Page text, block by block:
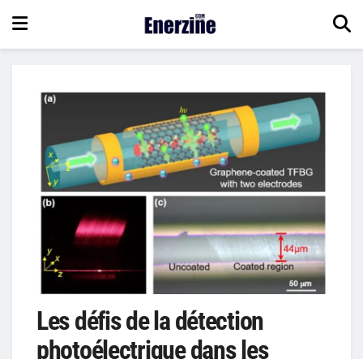
Les défis de la détection
photoélectrique dans les